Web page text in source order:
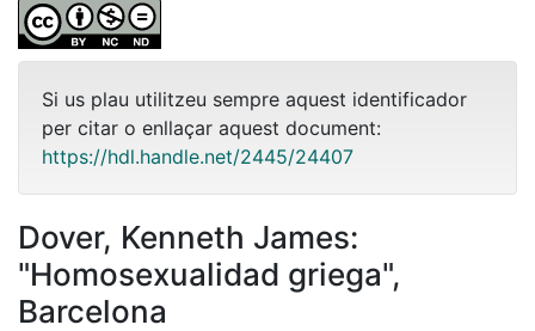
Si us plau utilitzeu sempre aquest identificador
per citar o enllaçar aquest document:
https://hdl.handle.net/2445/24407
Dover, Kenneth James:
"Homosexualidad griega",
Barcelona